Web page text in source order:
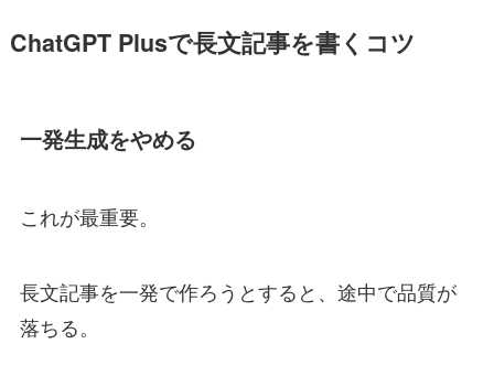
ChatGPT Plusで長文記事を書くコツ
一発生成をやめる
これが最重要。
長文記事を一発で作ろうとすると、途中で品質が
落ちる。